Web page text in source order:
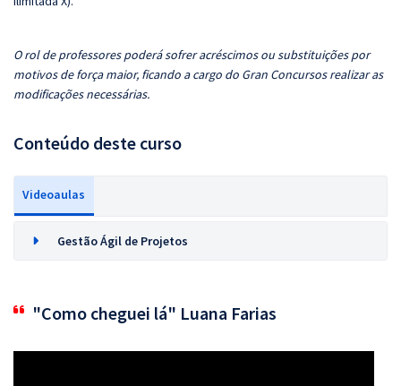
O rol de professores poderá sofrer acréscimos ou substituições por
motivos de força maior, ficando a cargo do Gran Concursos realizar as
modificações necessárias.
Conteúdo deste curso
Videoaulas
Gestão Ágil de Projetos
"Como cheguei lá" Luana Farias